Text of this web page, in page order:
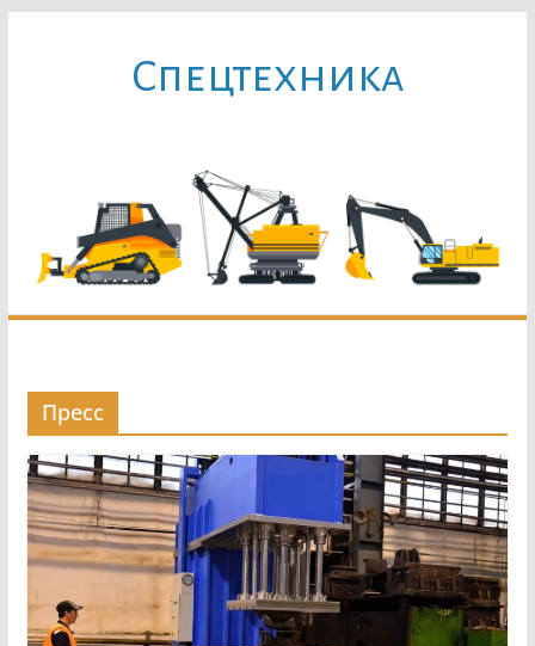
содержимомуCпецтехника
Пресс